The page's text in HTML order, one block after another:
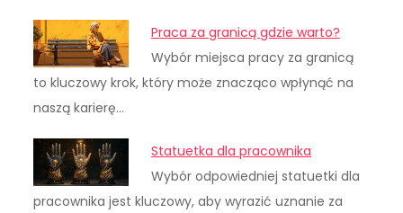
Praca za granicą gdzie warto?
Wybór miejsca pracy za granicą
to kluczowy krok, który może znacząco wpłynąć na
naszą karierę…
Statuetka dla pracownika
Wybór odpowiedniej statuetki dla
pracownika jest kluczowy, aby wyrazić uznanie za